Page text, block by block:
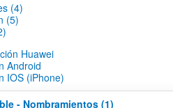
(4)
(5)
Huawei
Android
IOS (iPhone)
- Nombramientos (1)